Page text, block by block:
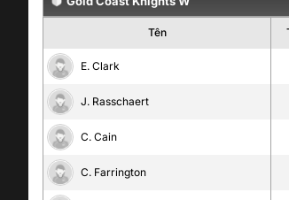
Tên
E. Clark
J. Rasschaert
C. Cain
C. Farrington